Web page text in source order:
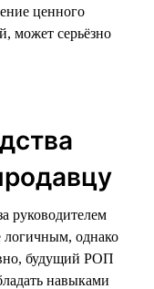
ценного
может серьёзно
руководителем
логичным, однако
будущий РОП
навыками